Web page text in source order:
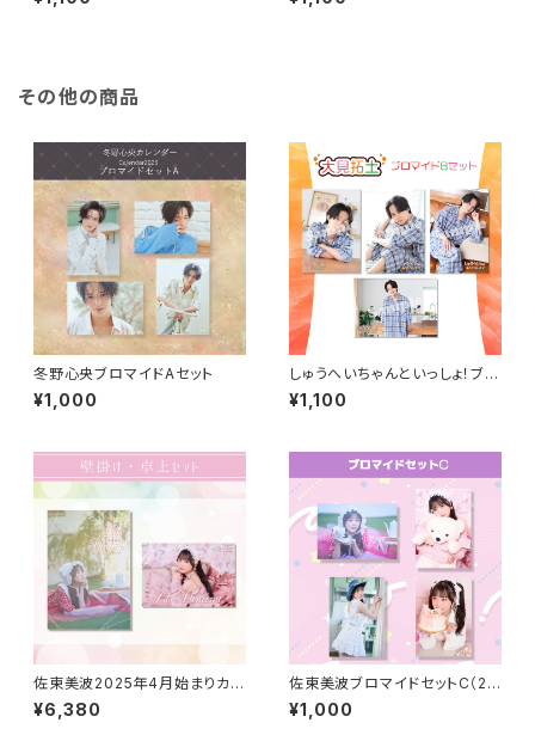
その他の商品
冬野心央ブロマイドAセット
¥1,000
しゅうへいちゃんといっしょ！ブロ
マイドB（大見拓土）
¥1,100
佐東美波2025年4月始まりカレ
ンダー（壁掛け・卓上）セット
¥6,380
佐東美波ブロマイドセットC（20
25年4月始まりカレンダーアザ
ーカット）
¥1,000